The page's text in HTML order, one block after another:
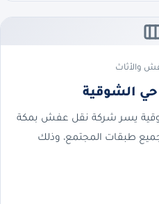
والأثاث
الشوقية
يسر شركة نقل عفش بمكة
طبقات المجتمع، وذلك